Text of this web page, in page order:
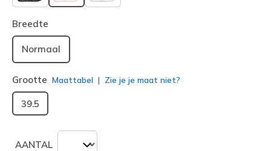
geselecteerd
Breedte
Normaal
Grootte Maattabel Zie je je maat niet?
39.5
AANTAL